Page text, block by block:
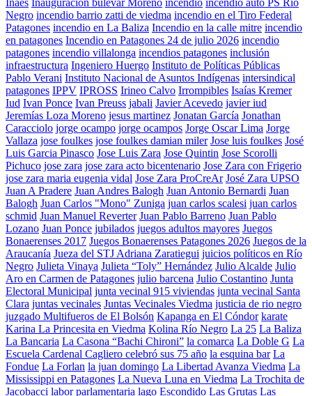
Inaes Inauguración bulevar Moreno incendio incendio auto PS Río
Negro incendio barrio zatti de viedma incendio en el Tiro Federal
Patagones incendio en La Baliza Incendio en la calle mitre incendio
en patagones Incendio en Patagones 24 de julio 2026 incendio
patagones incendio villalonga incendios patagones inclusión
infraestructura Ingeniero Huergo Instituto de Políticas Públicas
Pablo Verani Instituto Nacional de Asuntos Indígenas intersindical
patagones IPPV IPROSS Irineo Calvo Irrompibles Isaías Kremer
Iud Ivan Ponce Ivan Preuss jabali Javier Acevedo javier iud
Jeremías Loza Moreno jesus martinez Jonatan García Jonathan
Caracciolo jorge ocampo jorge ocampos Jorge Oscar Lima Jorge
Vallaza jose foulkes jose foulkes damian miler Jose luis foulkes José
Luis Garcia Pinasco Jose Luis Zara Jose Quintin Jose Scorolli
Pichuco jose zara jose zara acto bicentenario Jose Zara con Frigerio
jose zara maria eugenia vidal Jose Zara ProCreAr José Zara UPSO
Juan A Pradere Juan Andres Balogh Juan Antonio Bernardi Juan
Balogh Juan Carlos "Mono" Zuniga juan carlos scalesi juan carlos
schmid Juan Manuel Reverter Juan Pablo Barreno Juan Pablo
Lozano Juan Ponce jubilados juegos adultos mayores Juegos
Bonaerenses 2017 Juegos Bonaerenses Patagones 2026 Juegos de la
Araucanía Jueza del STJ Adriana Zaratiegui juicios políticos en Río
Negro Julieta Vinaya Julieta “Toly” Hernández Julio Alcalde Julio
Aro en Carmen de Patagones julio barcena Julio Costantino Junta
Electoral Municipal junta vecinal 915 viviendas junta vecinal Santa
Clara juntas vecinales Juntas Vecinales Viedma justicia de rio negro
juzgado Multifueros de El Bolsón Kapanga en El Cóndor karate
Karina La Princesita en Viedma Kolina Río Negro La 25 La Baliza
La Bancaria La Casona “Bachi Chironi” la comarca La Doble G La
Escuela Cardenal Cagliero celebró sus 75 año la esquina bar La
Fondue La Forlan la juan domingo La Libertad Avanza Viedma La
Mississippi en Patagones La Nueva Luna en Viedma La Trochita de
Jacobacci labor parlamentaria lago Escondido Las Grutas Las